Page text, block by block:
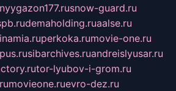
snow-guard.ru
demaholding.ruaalse.ru
perkoka.rumovie-one.ru
sibarchives.ruandreislyusar.ru
tor-lyubov-i-grom.ru
movieone.ruevro-dez.ru